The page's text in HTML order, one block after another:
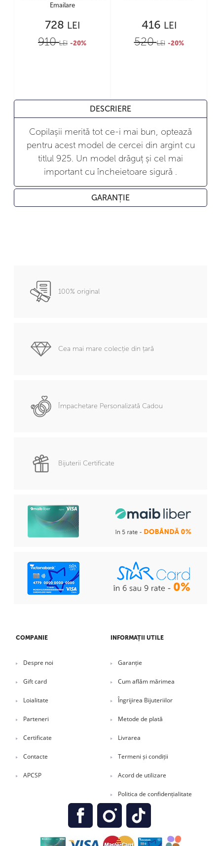
Emailare
728 LEI
910LEI -20%
416 LEI
520LEI -20%
DESCRIERE
Copilașii merită tot ce-i mai bun, optează
pentru acest model de cercei din argint cu
titlul 925. Un model drăguț și cel mai
important cu încheietoare sigură .
GARANȚIE
100% original
Cea mai mare colecție din țară
Împachetare Personalizată Cadou
Bijuterii Certificate
COMPANIE
Despre noi
Gift card
Loialitate
Parteneri
Certificate
Contacte
APCSP
INFORMAȚII UTILE
Garanție
Cum aflăm mărimea
Îngrijirea Bijuteriilor
Metode de plată
Livrarea
Termeni și condiții
Acord de utilizare
Politica de confidențialitate